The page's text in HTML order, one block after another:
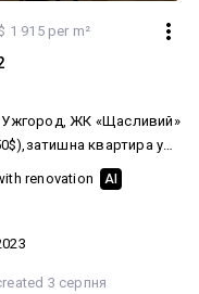
1 915 per m²
renovation AI
3 серпня